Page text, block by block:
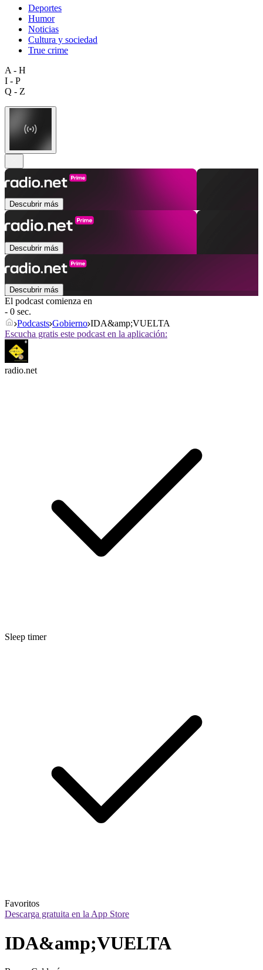
Deportes
Humor
Noticias
Cultura y sociedad
True crime
A - H
I - P
Q - Z
Descubrir más
Descubrir más
Descubrir más
El podcast comienza en
- 0 sec.
Podcasts Gobierno IDA&amp;VUELTA
Escucha gratis este podcast en la aplicación:
radio.net
Sleep timer
Favoritos
Descarga gratuita en la App Store
IDA&amp;VUELTA